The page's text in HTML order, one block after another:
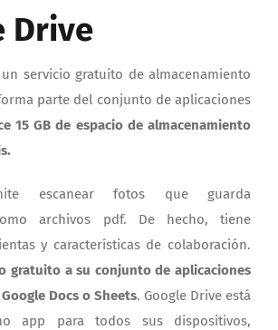
Drive
un servicio gratuito de almacenamiento
parte del conjunto de aplicaciones
15 GB de espacio de almacenamiento
escanear fotos que guarda
archivos pdf. De hecho, tiene
y características de colaboración.
gratuito a su conjunto de aplicaciones
Docs o Sheets. Google Drive está
app para todos sus dispositivos,